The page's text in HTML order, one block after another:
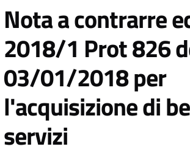
Nota a contrarre
2018/1 Prot 826
03/01/2018 per
l'acquisizione di
servizi